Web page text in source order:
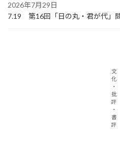
2026年7月29日
7.19 第16回「日の丸・君が代」
文
化
・
批
評
・
書
評